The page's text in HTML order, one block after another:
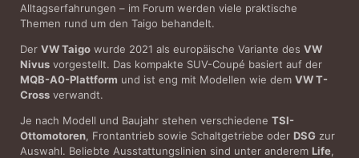
Alltagserfahrungen – im Forum werden viele praktische
Themen rund um den Taigo behandelt.
Der VW Taigo wurde 2021 als europäische Variante des VW
Nivus vorgestellt. Das kompakte SUV-Coupé basiert auf der
MQB-A0-Plattform und ist eng mit Modellen wie dem VW T-
Cross verwandt.
Je nach Modell und Baujahr stehen verschiedene TSI-
Ottomotoren, Frontantrieb sowie Schaltgetriebe oder DSG zur
Auswahl. Beliebte Ausstattungslinien sind unter anderem Life,